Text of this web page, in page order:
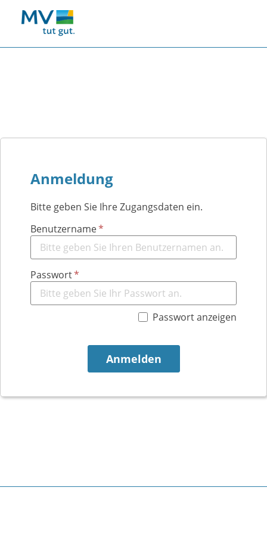
Anmeldung
Bitte geben Sie Ihre Zugangsdaten ein.
Benutzername
Passwort
Passwort anzeigen
Anmelden